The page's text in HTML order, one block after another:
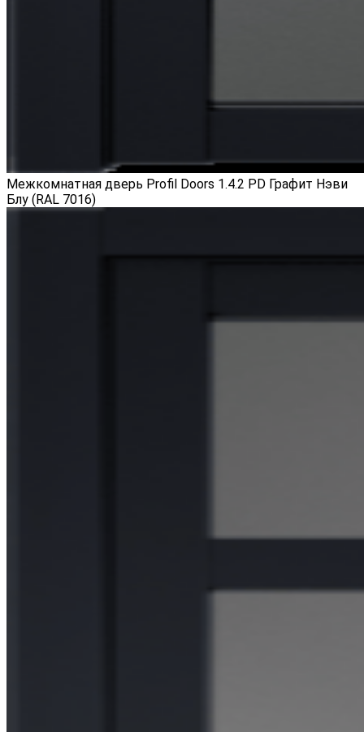
Межкомнатная дверь Profil Doors 1.4.2 PD Графит Нэви
Блу (RAL 7016)